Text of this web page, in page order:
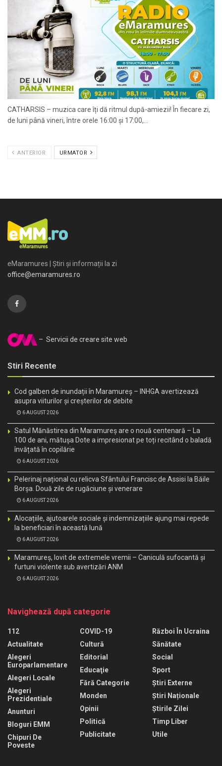
CATHARSIS – muzica care îți dă ritmul după-amiezii! În fiecare zi,
de luni până vineri, între orele 16:00 și 17:00,...
ANTERIOR URMATOR
eMaramures | Știri și informații la zi
office@emaramures.ro
– Servicii de creare site web
Stiri Recente
Cod galben de inundații în Maramureș – INHGA avertizează
asupra viiturilor și creșterilor de debite
6 AUGUST 2026
Satul Mănăstirea din Maramureș are o nouă centenară – La
100 de ani, mătușa Dote a impresionat pe toți recitând o baladă
învățată în copilărie
6 AUGUST 2026
Pelerinaj național cu relicva Sfântului Francisc de Assisi la Băile
Borșa. Două zile de rugăciune și venerare
6 AUGUST 2026
Alocațiile, ajutoarele sociale și indemnizațiile ajung mai repede
la beneficiari în această lună
6 AUGUST 2026
Maramureș, lovit de extremele vremii – Caniculă sufocantă și
furtuni violente sub avertizări ANM
6 AUGUST 2026
Navighează după categorie
112
Actualitate
Alegeri
Europarlamentare
Alegeri Locale
Alegeri
Prezidentiale
Anunturi
Bloguri EMM
Chipuri De
Poveste
COVID-19
Cultură
Editorial
Educaţie
Fără Categorie
Monden
Opinii
Politică
Publicitate
Război În Ucraina
Sănătate
Social
Sport
Știri Externe
Știri Naționale
Știrile Zilei
Timp Liber
Utile